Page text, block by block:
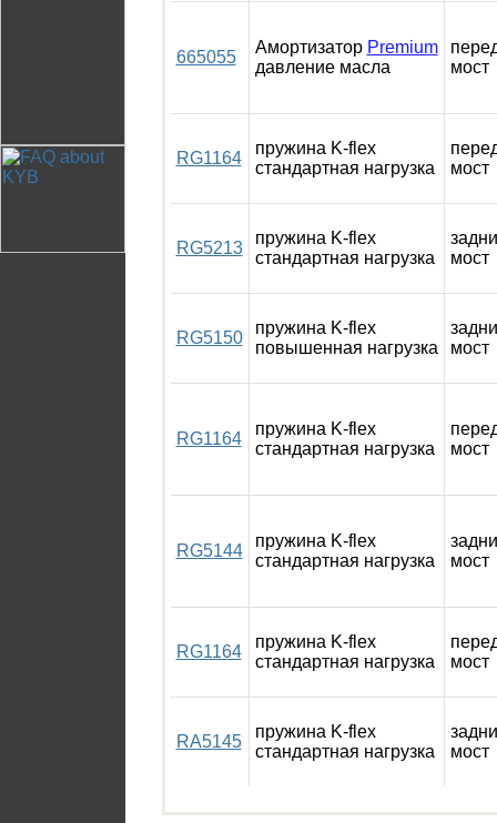
665055
Амортизатор Premium
давление масла
мост
RG1164
пружина K-flex
стандартная нагрузка
мост
RG5213
пружина K-flex
стандартная нагрузка
мост
RG5150
пружина K-flex
повышенная нагрузка
мост
RG1164
пружина K-flex
стандартная нагрузка
мост
RG5144
пружина K-flex
стандартная нагрузка
мост
RG1164
пружина K-flex
стандартная нагрузка
мост
RA5145
пружина K-flex
стандартная нагрузка
мост